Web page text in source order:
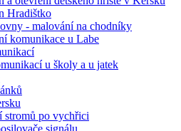
Hradištko
- malování na chodníky
komunikace u Labe
u školy a u jatek
stromů po vychřici
signálu